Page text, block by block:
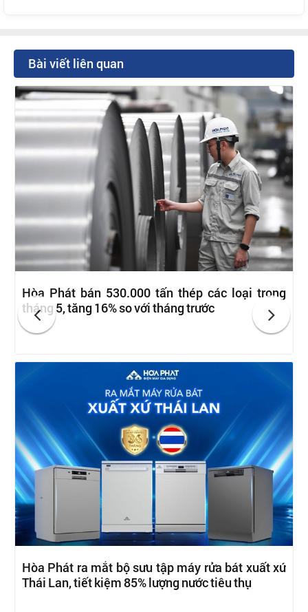
Bài viết liên quan
Hòa Phát bán 530.000 tấn thép các loại trong
tháng 5, tăng 16% so với tháng trước
Hòa Phát ra mắt bộ sưu tập máy rửa bát xuất xứ
Thái Lan, tiết kiệm 85% lượng nước tiêu thụ